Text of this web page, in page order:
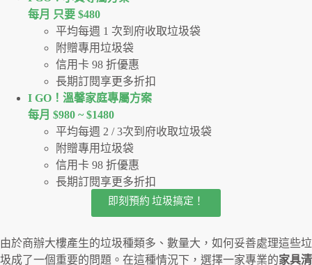
每月 只要 $480
平均每週 1 次到府收取垃圾袋
附贈專用垃圾袋
信用卡 98 折優惠
長期訂閱享更多折扣
I GO！溫馨家庭專屬方案
每月 $980 ~ $1480
平均每週 2 / 3次到府收取垃圾袋
附贈專用垃圾袋
信用卡 98 折優惠
長期訂閱享更多折扣
即刻預約 垃圾搞定！
由於商辦大樓產生的垃圾種類多、數量大，如何妥善處理這些垃
圾成了一個重要的問題。在這種情況下，選擇一家專業的家具清